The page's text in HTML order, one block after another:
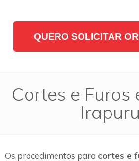
QUERO SOLICITAR
Cortes e Furos
Irapuru
Os procedimentos para cortes e